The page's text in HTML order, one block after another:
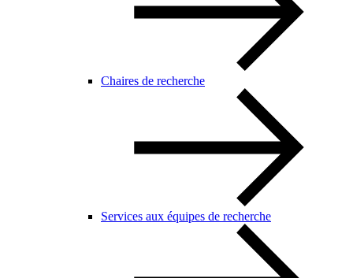
Chaires de recherche
Services aux équipes de recherche